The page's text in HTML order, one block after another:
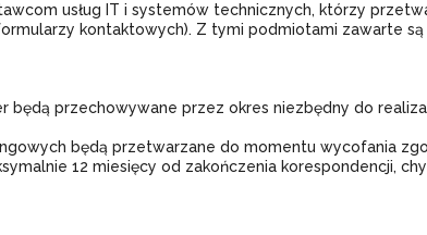
usług IT i systemów technicznych, którzy
kontaktowych). Z tymi podmiotami zawarte
będą przechowywane przez okres niezbędny do
będą przetwarzane do momentu wycofania
12 miesięcy od zakończenia korespondencji,